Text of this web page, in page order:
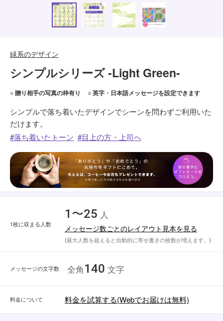
緑系のデザイン
シンプルシリーズ -Light Green-
○ 贈り相手の写真の枠有り ○ 英字・日本語メッセージを設定できます
シンプルで落ち着いたデザインでシーンを問わずご利用いた
だけます。
落ち着いたトーン
目上の方・上司へ
1枚に収まる人数
1〜25 人
メッセージ数ごとのレイアウト見本を見る
(最大人数を超えると自動的に寄せ書きの枚数が増えます。)
メッセージの文字数 全角 140 文字
料金について 料金を試算する(Webでお届けは無料)